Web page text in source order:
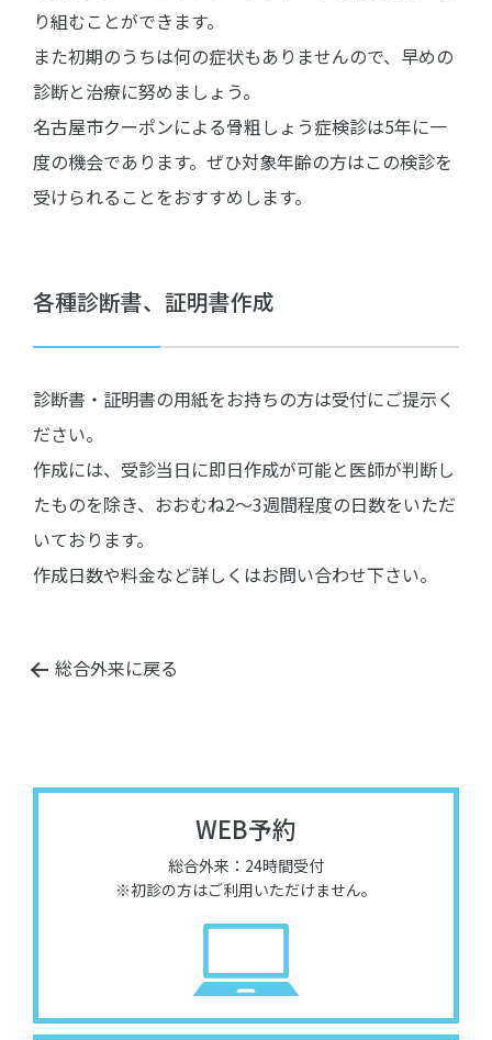
り組むことができます。
また初期のうちは何の症状もありませんので、早めの
診断と治療に努めましょう。
名古屋市クーポンによる骨粗しょう症検診は5年に一
度の機会であります。ぜひ対象年齢の方はこの検診を
受けられることをおすすめします。
各種診断書、証明書作成
診断書・証明書の用紙をお持ちの方は受付にご提示く
ださい。
作成には、受診当日に即日作成が可能と医師が判断し
たものを除き、おおむね2～3週間程度の日数をいただ
いております。
作成日数や料金など詳しくはお問い合わせ下さい。
総合外来に戻る
WEB予約
総合外来：24時間受付
※初診の方はご利用いただけません。